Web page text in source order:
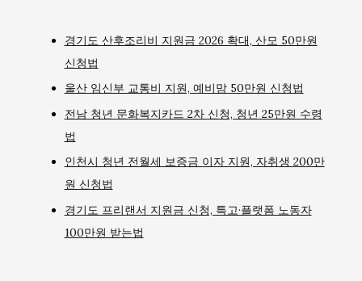
경기도 산후조리비 지원금 2026 확대, 산모 50만원
신청법
울산 임신부 교통비 지원, 예비맘 50만원 신청법
전남 청년 문화복지카드 2차 신청, 청년 25만원 수령
법
인천시 청년 전월세 보증금 이자 지원, 자취생 200만
원 신청법
경기도 프리랜서 지원금 신청, 특고·플랫폼 노동자
100만원 받는법